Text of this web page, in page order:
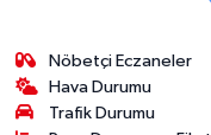
Nöbetçi Eczaneler
Hava Durumu
Trafik Durumu